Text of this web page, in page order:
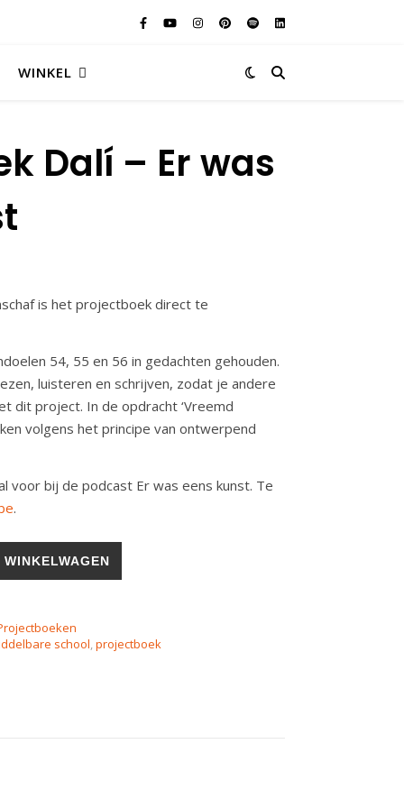
WINKEL
Dalí – Er was
is het projectboek direct te
54, 55 en 56 in gedachten gehouden.
luisteren en schrijven, zodat je andere
dit project. In de opdracht ‘Vreemd
volgens het principe van ontwerpend
voor bij de podcast Er was eens kunst. Te
.
school,projectboek